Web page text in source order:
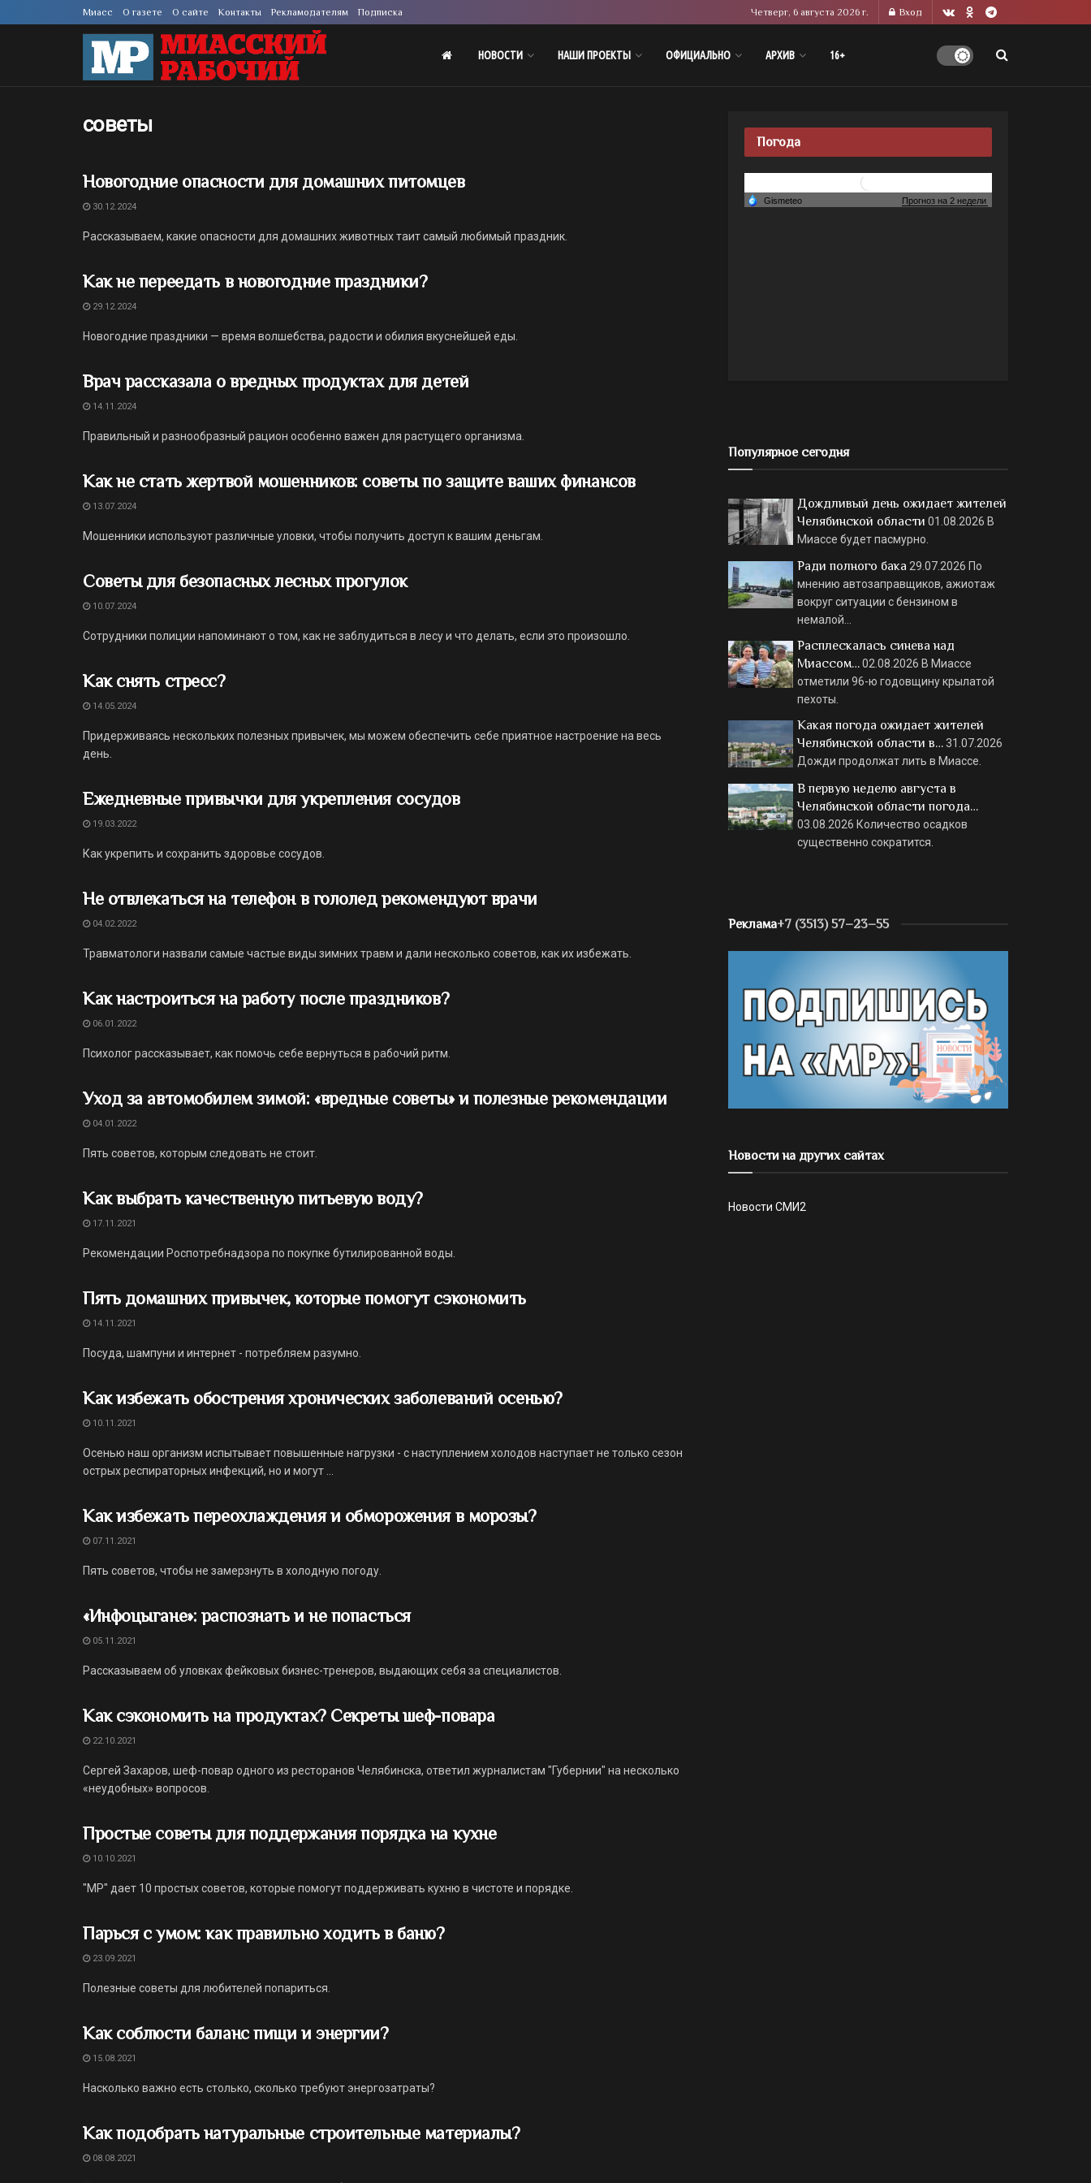
Миасс О газете О сайте Контакты Рекламодателям Подписка Четверг, 6 августа 2026 г. Вход
НОВОСТИ НАШИ ПРОЕКТЫ ОФИЦИАЛЬНО АРХИВ 16+
советы
Новогодние опасности для домашних питомцев
30.12.2024
Рассказываем, какие опасности для домашних животных таит самый любимый праздник.
Как не переедать в новогодние праздники?
29.12.2024
Новогодние праздники — время волшебства, радости и обилия вкуснейшей еды.
Врач рассказала о вредных продуктах для детей
14.11.2024
Правильный и разнообразный рацион особенно важен для растущего организма.
Как не стать жертвой мошенников: советы по защите ваших финансов
13.07.2024
Мошенники используют различные уловки, чтобы получить доступ к вашим деньгам.
Советы для безопасных лесных прогулок
10.07.2024
Сотрудники полиции напоминают о том, как не заблудиться в лесу и что делать, если это произошло.
Как снять стресс?
14.05.2024
Придерживаясь нескольких полезных привычек, мы можем обеспечить себе приятное настроение на весь
день.
Ежедневные привычки для укрепления сосудов
19.03.2022
Как укрепить и сохранить здоровье сосудов.
Не отвлекаться на телефон в гололед рекомендуют врачи
04.02.2022
Травматологи назвали самые частые виды зимних травм и дали несколько советов, как их избежать.
Как настроиться на работу после праздников?
06.01.2022
Психолог рассказывает, как помочь себе вернуться в рабочий ритм.
Уход за автомобилем зимой: «вредные советы» и полезные рекомендации
04.01.2022
Пять советов, которым следовать не стоит.
Как выбрать качественную питьевую воду?
17.11.2021
Рекомендации Роспотребнадзора по покупке бутилированной воды.
Пять домашних привычек, которые помогут сэкономить
14.11.2021
Посуда, шампуни и интернет - потребляем разумно.
Как избежать обострения хронических заболеваний осенью?
10.11.2021
Осенью наш организм испытывает повышенные нагрузки - с наступлением холодов наступает не только сезон
острых респираторных инфекций, но и могут ...
Как избежать переохлаждения и обморожения в морозы?
07.11.2021
Пять советов, чтобы не замерзнуть в холодную погоду.
«Инфоцыгане»: распознать и не попасться
05.11.2021
Рассказываем об уловках фейковых бизнес-тренеров, выдающих себя за специалистов.
Как сэкономить на продуктах? Секреты шеф-повара
22.10.2021
Сергей Захаров, шеф-повар одного из ресторанов Челябинска, ответил журналистам "Губернии" на несколько
«неудобных» вопросов.
Простые советы для поддержания порядка на кухне
10.10.2021
"МР" дает 10 простых советов, которые помогут поддерживать кухню в чистоте и порядке.
Парься с умом: как правильно ходить в баню?
23.09.2021
Полезные советы для любителей попариться.
Как соблюсти баланс пищи и энергии?
15.08.2021
Насколько важно есть столько, сколько требуют энергозатраты?
Как подобрать натуральные строительные материалы?
08.08.2021
Погода
Популярное сегодня
Дождливый день ожидает жителей
Челябинской области 01.08.2026 В
Миассе будет пасмурно.
Ради полного бака 29.07.2026 По
мнению автозаправщиков, ажиотаж
вокруг ситуации с бензином в
немалой…
Расплескалась синева над
Миассом…02.08.2026 В Миассе
отметили 96-ю годовщину крылатой
пехоты.
Какая погода ожидает жителей
Челябинской области в…31.07.2026
Дожди продолжат лить в Миассе.
В первую неделю августа в
Челябинской области погода…
03.08.2026 Количество осадков
существенно сократится.
Реклама+7 (3513) 57–23–55
Новости на других сайтах
Новости СМИ2